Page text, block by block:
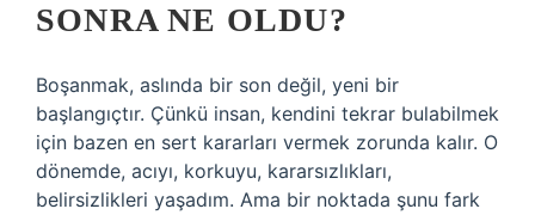
SONRA NE OLDU?
Boşanmak, aslında bir son değil, yeni bir
başlangıçtır. Çünkü insan, kendini tekrar bulabilmek
için bazen en sert kararları vermek zorunda kalır. O
dönemde, acıyı, korkuyu, kararsızlıkları,
belirsizlikleri yaşadım. Ama bir noktada şunu fark